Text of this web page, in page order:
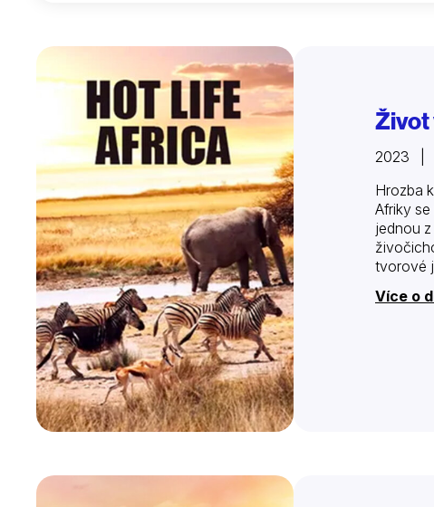
Život
2023 |
Hrozba
Afriky
jednou
tvorové
Více o